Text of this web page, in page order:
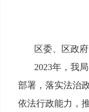
区委、区政府
2023年，我
部署，落实法治
依法行政能力，